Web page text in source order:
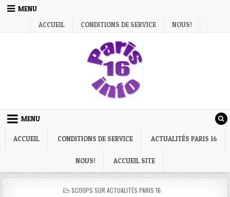
Skip
MENU
ACCUEIL
CONDITIONS DE SERVICE NOUS!
MENU
ACCUEIL CONDITIONS DE SERVICE ACTUALITÉS PARIS 16
NOUS! ACCUEIL SITE
POSTED
SCOOPS SUR ACTUALITÉS PARIS 16: